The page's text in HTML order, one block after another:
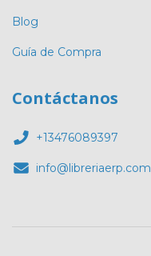
Blog
Guía de Compra
Contáctanos
+13476089397
info@libreriaerp.com